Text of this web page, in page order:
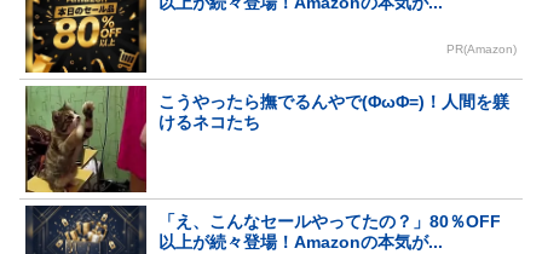
PR(Amazon)
こうやったら撫でるんやで(ΦωΦ=)！人間を躾
けるネコたち
「え、こんなセールやってたの？」80％OFF
以上が続々登場！Amazonの本気が...